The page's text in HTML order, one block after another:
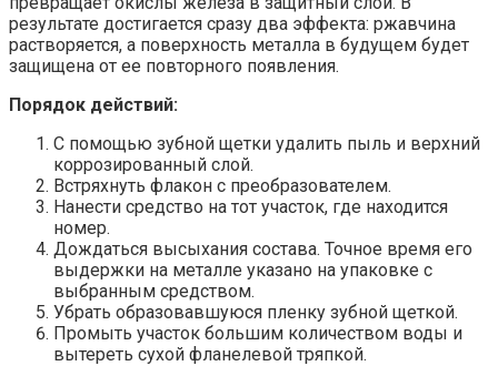
результате достигается сразу два эффекта: ржавчина
растворяется, а поверхность металла в будущем будет
защищена от ее повторного появления.
Порядок действий:
С помощью зубной щетки удалить пыль и верхний
коррозированный слой.
Встряхнуть флакон с преобразователем.
Нанести средство на тот участок, где находится
номер.
Дождаться высыхания состава. Точное время его
выдержки на металле указано на упаковке с
выбранным средством.
Убрать образовавшуюся пленку зубной щеткой.
Промыть участок большим количеством воды и
вытереть сухой фланелевой тряпкой.